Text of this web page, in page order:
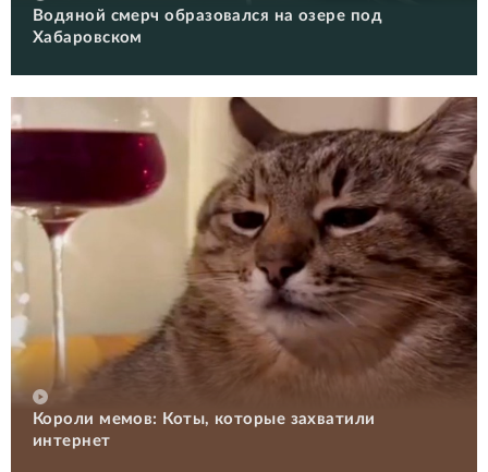
Водяной смерч образовался на озере под
Хабаровском
Короли мемов: Коты, которые захватили
интернет